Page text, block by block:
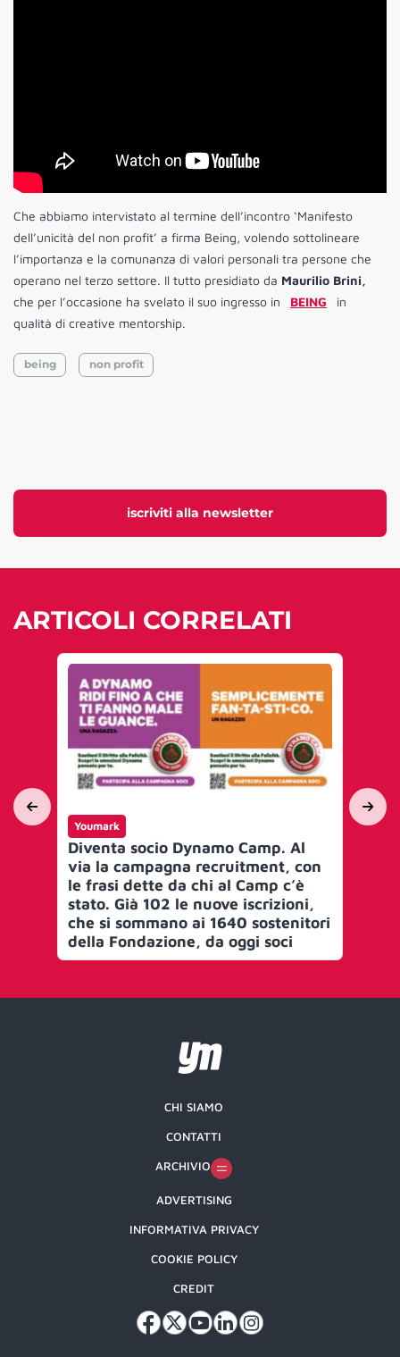
iscriviti alla newsletter
Che abbiamo intervistato al termine dell’incontro ‘Manifesto
dell’unicità del non profit’ a firma Being, volendo sottolineare
l’importanza e la comunanza di valori personali tra persone che
operano nel terzo settore. Il tutto presidiato da Maurilio Brini,
che per l’occasione ha svelato il suo ingresso in
BEING
in
qualità di creative mentorship.
being non profit
ARTICOLI CORRELATI
Youmark
Diventa socio Dynamo Camp. Al
via la campagna recruitment, con
le frasi dette da chi al Camp c’è
stato. Già 102 le nuove iscrizioni,
che si sommano ai 1640 sostenitori
della Fondazione, da oggi soci
CHI SIAMO
CONTATTI
ARCHIVIO
ADVERTISING
INFORMATIVA PRIVACY
COOKIE POLICY
CREDIT